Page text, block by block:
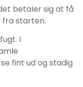
betaler sig at få
fra starten.
I
fint ud og stadig